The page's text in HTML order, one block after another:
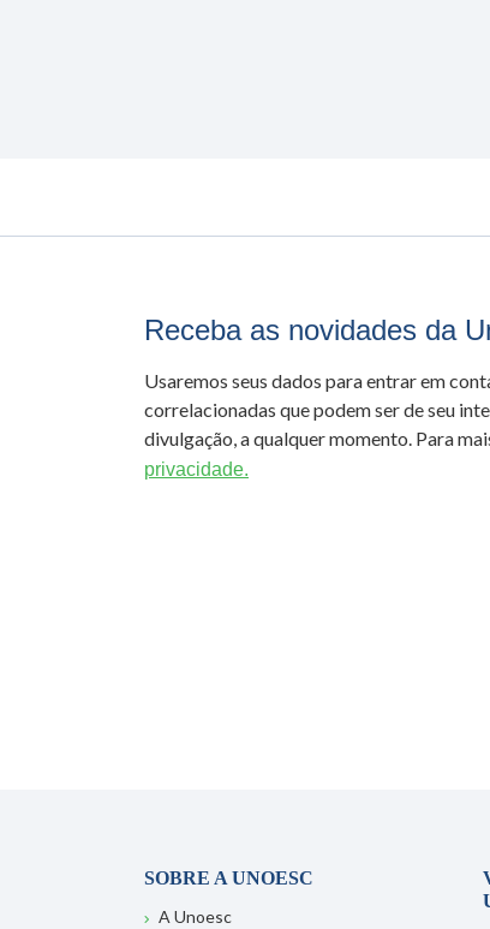
Receba as novidades da
Usaremos seus dados para entrar em
correlacionadas que podem ser de seu
divulgação, a qualquer momento. Para
privacidade.
SOBRE A UNOESC
A Unoesc